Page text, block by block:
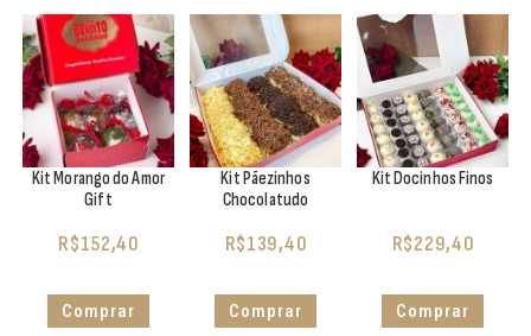
Kit Morango do Amor
Gift
R$152,40
Comprar
Kit Pãezinhos
Chocolatudo
R$139,40
Comprar
Kit Docinhos Finos
R$229,40
Comprar